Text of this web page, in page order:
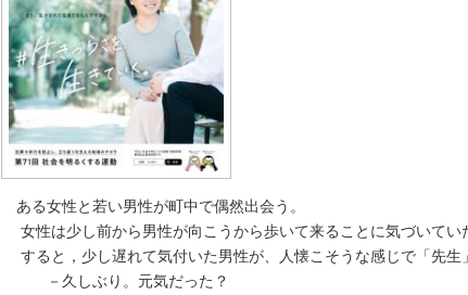
ある女性と若い男性が町中で偶然出会う。
女性は少し前から男性が向こうから歩いて来ることに気づいてい
すると，少し遅れて気付いた男性が、人懐こそうな感じで「先生
－久しぶり。元気だった？